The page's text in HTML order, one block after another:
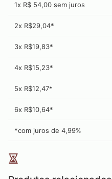
1x R$ 54,00 sem juros
2x R$29,04*
3x R$19,83*
4x R$15,23*
5x R$12,47*
6x R$10,64*
*com juros de 4,99%